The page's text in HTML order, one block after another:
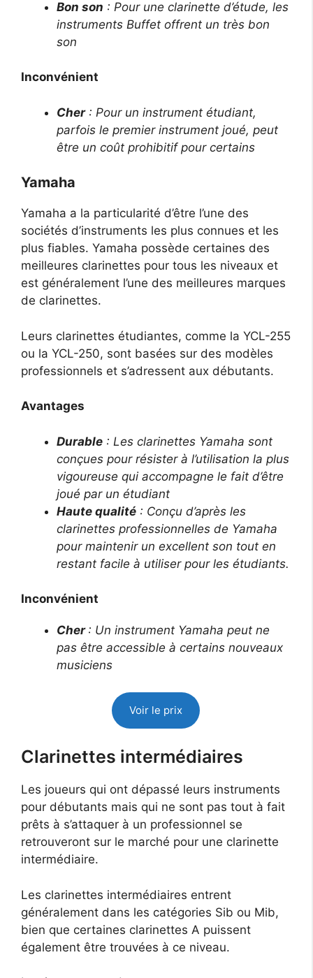
Bon son : Pour une clarinette d’étude, les
instruments Buffet offrent un très bon
son
Inconvénient
Cher: Pour un instrument étudiant,
parfois le premier instrument joué, peut
être un coût prohibitif pour certains
Yamaha
Yamaha a la particularité d’être l’une des
sociétés d’instruments les plus connues et les
plus fiables. Yamaha possède certaines des
meilleures clarinettes pour tous les niveaux et
est généralement l’une des meilleures marques
de clarinettes.
Leurs clarinettes étudiantes, comme la YCL-255
ou la YCL-250, sont basées sur des modèles
professionnels et s’adressent aux débutants.
Avantages
Durable : Les clarinettes Yamaha sont
conçues pour résister à l’utilisation la plus
vigoureuse qui accompagne le fait d’être
joué par un étudiant
Haute qualité : Conçu d’après les
clarinettes professionnelles de Yamaha
pour maintenir un excellent son tout en
restant facile à utiliser pour les étudiants.
Inconvénient
Cher : Un instrument Yamaha peut ne
pas être accessible à certains nouveaux
musiciens
Voir le prix
Clarinettes intermédiaires
Les joueurs qui ont dépassé leurs instruments
pour débutants mais qui ne sont pas tout à fait
prêts à s’attaquer à un professionnel se
retrouveront sur le marché pour une clarinette
intermédiaire.
Les clarinettes intermédiaires entrent
généralement dans les catégories Sib ou Mib,
bien que certaines clarinettes A puissent
également être trouvées à ce niveau.